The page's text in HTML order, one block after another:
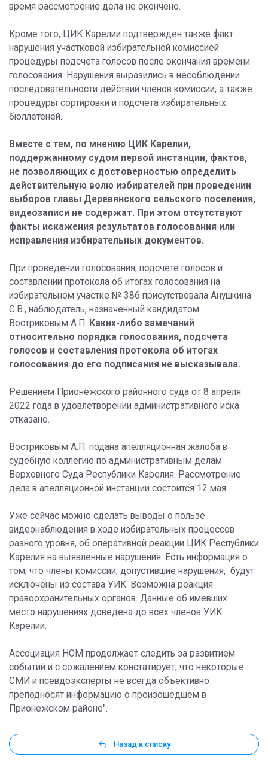
время рассмотрение дела не окончено.
Кроме того, ЦИК Карелии подтвержден также факт
нарушения участковой избирательной комиссией
процедуры подсчета голосов после окончания времени
голосования. Нарушения выразились в несоблюдении
последовательности действий членов комиссии, а также
процедуры сортировки и подсчета избирательных
бюллетеней.
Вместе с тем, по мнению ЦИК Карелии,
поддержанному судом первой инстанции, фактов,
не позволяющих с достоверностью определить
действительную волю избирателей при проведении
выборов главы Деревянского сельского поселения,
видеозаписи не содержат. При этом отсутствуют
факты искажения результатов голосования или
исправления избирательных документов.
При проведении голосования, подсчете голосов и
составлении протокола об итогах голосования на
избирательном участке № 386 присутствовала Анушкина
С.В., наблюдатель, назначенный кандидатом
Востриковым А.П. Каких-либо замечаний
относительно порядка голосования, подсчета
голосов и составления протокола об итогах
голосования до его подписания не высказывала.
Решением Прионежского районного суда от 8 апреля
2022 года в удовлетворении административного иска
отказано.
Востриковым А.П. подана апелляционная жалоба в
судебную коллегию по административным делам
Верховного Суда Республики Карелия. Рассмотрение
дела в апелляционной инстанции состоится 12 мая.
Уже сейчас можно сделать выводы о пользе
видеонаблюдения в ходе избирательных процессов
разного уровня, об оперативной реакции ЦИК Республики
Карелия на выявленные нарушения. Есть информация о
том, что члены комиссии, допустившие нарушения, будут
исключены из состава УИК. Возможна реакция
правоохранительных органов. Данные об имевших
место нарушениях доведена до всех членов УИК
Карелии.
Ассоциация НОМ продолжает следить за развитием
событий и с сожалением констатирует, что некоторые
СМИ и псевдоэксперты не всегда объективно
преподносят информацию о произошедшем в
Прионежском районе".
Назад к списку